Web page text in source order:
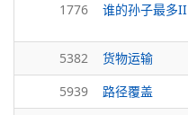
1776 谁的孙子最多II
5382 货物运输
5939 路径覆盖